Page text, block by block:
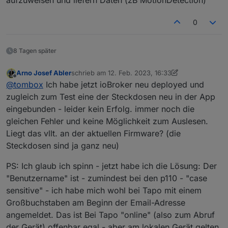
0
8 Tagen später
Offline
Arno Josef Ablerschrieb am 12. Feb. 2023, 16:33
zuletzt editiert von Arno Josef Abler
@tombox Ich habe jetzt ioBroker neu deployed und
zugleich zum Test eine der Steckdosen neu in der App
eingebunden - leider kein Erfolg. immer noch die
gleichen Fehler und keine Möglichkeit zum Auslesen.
Liegt das vllt. an der aktuellen Firmware? (die
Steckdosen sind ja ganz neu)
PS: Ich glaub ich spinn - jetzt habe ich die Lösung: Der
"Benutzername" ist - zumindest bei den p110 - "case
sensitive" - ich habe mich wohl bei Tapo mit einem
Großbuchstaben am Beginn der Email-Adresse
angemeldet. Das ist Bei Tapo "online" (also zum Abruf